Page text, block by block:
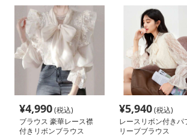
¥4,990(税込)
ブラウス 豪華レース襟
付きリボンブラウス
¥5,940(税込)
レースリボン付きパ
リーブブラウス